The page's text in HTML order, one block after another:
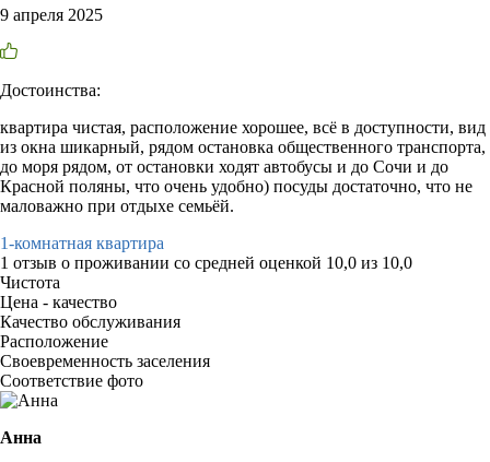
9 апреля 2025
Достоинства:
квартира чистая, расположение хорошее, всё в доступности, вид
из окна шикарный, рядом остановка общественного транспорта,
до моря рядом, от остановки ходят автобусы и до Сочи и до
Красной поляны, что очень удобно) посуды достаточно, что не
маловажно при отдыхе семьёй.
1-комнатная квартира
1 отзыв о проживании со средней оценкой 10,0 из 10,0
Чистота
Цена - качество
Качество обслуживания
Расположение
Своевременность заселения
Соответствие фото
Анна